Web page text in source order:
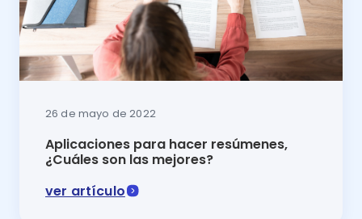
26 de mayo de 2022
Aplicaciones para hacer resúmenes,
¿Cuáles son las mejores?
ver artículo